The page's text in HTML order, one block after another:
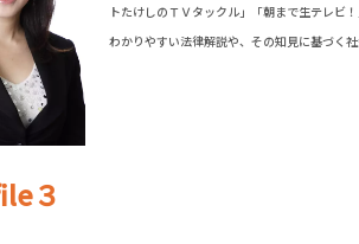
トたけしのＴＶタックル」「朝まで生テレビ！
わかりやすい法律解説や、その知見に基づく
３